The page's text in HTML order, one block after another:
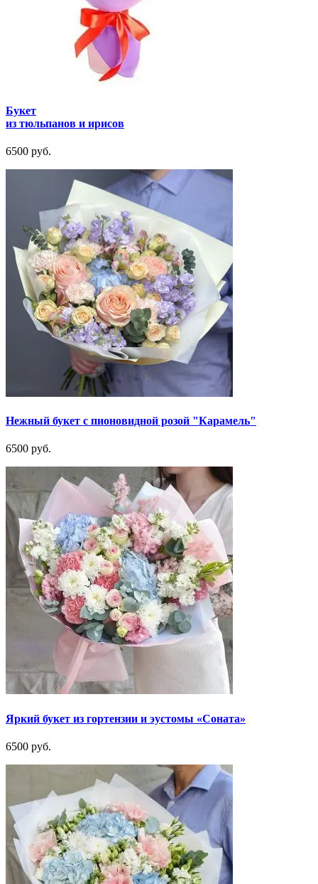
Букет
из тюльпанов и ирисов
6500 руб.
Нежный букет с пионовидной розой "Карамель"
6500 руб.
Яркий букет из гортензии и эустомы «Соната»
6500 руб.